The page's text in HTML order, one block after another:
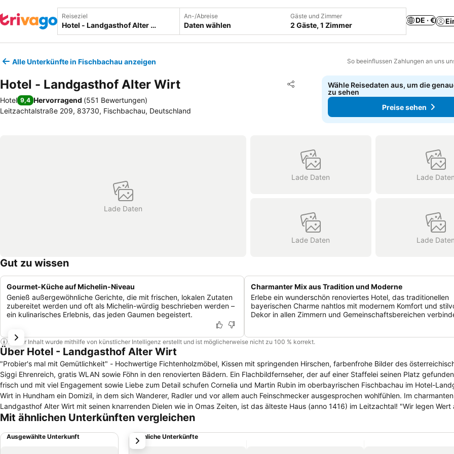
Reiseziel An-/Abreise
Daten wählen
Gäste und Zimmer
2 Gäste, 1 Zimmer
DE · €
Alle Unterkünfte in Fischbachau anzeigen So beeinflussen Zahlungen an uns
Hotel - Landgasthof Alter Wirt Teilen
Zu Favoriten hinzufügen
Hotel 9,4 Hervorragend (551 Bewertungen)
Leitzachtalstraße 209, 83730, Fischbachau, Deutschland
Wähle Reisedaten aus, um die
zu sehen
Preise sehen
Lade Daten
Lade Daten Lade Daten
Lade Daten Lade Daten
Gut zu wissen
Gourmet-Küche auf Michelin-Niveau
Genieß außergewöhnliche Gerichte, die mit frischen, lokalen Zutaten
zubereitet werden und oft als Michelin-würdig beschrieben werden –
ein kulinarisches Erlebnis, das jeden Gaumen begeistert.
Charmanter Mix aus Tradition und Moderne
Erlebe ein wunderschön renoviertes Hotel, das traditionellen
bayerischen Charme nahtlos mit modernem Komfort und
Dekor in allen Zimmern und Gemeinschaftsbereichen
Dieser Inhalt wurde mithilfe von künstlicher Intelligenz erstellt und ist möglicherweise nicht zu 100 % korrekt.
Über Hotel - Landgasthof Alter Wirt
"Probier's mal mit Gemütlichkeit" - Hochwertige Fichtenholzmöbel, Kissen mit springenden Hirschen, farbenfrohe Bilder des österreichischen Künstlers
Siggi Ehrenreich, gratis WLAN sowie Föhn in den renovierten Bädern. Ein Flachbildfernseher, der auf einer Staffelei seinen Platz
frisch und mit viel Engagement sowie Liebe zum Detail schufen Cornelia und Martin Rubin im oberbayrischen Fischbachau im Hotel-
Wirt in Hundham ein Domizil, in dem sich Wanderer, Radler und vor allem auch Feinschmecker ausgesprochen wohlfühlen. Im
Landgasthof Alter Wirt mit seinen knarrenden Dielen wie in Omas Zeiten, ist das älteste Haus (anno 1416) im Leitzachtal! "Wir legen Wert
Nachhaltigkeit, versuchen, möglichst viele Produkte aus der Region zu beziehen, haben aber auch Erzeuger, die wir noch aus unserer
Kapuzinerkresse, Ringel- und Gänseblümchen oder Lavendel gedeihen. Gekocht wird saisonal. Wilde Wiesenkräuter gehen wir gerne
Mit ähnlichen Unterkünften vergleichen
Ausgewählte Unterkunft Ähnliche Unterkünfte
weiter